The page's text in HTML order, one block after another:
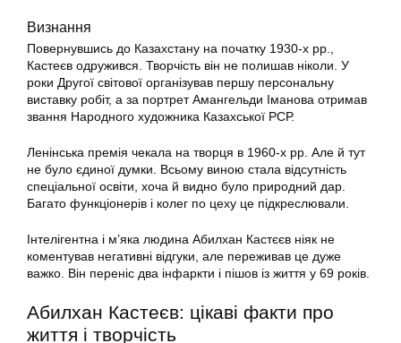
Визнання
Повернувшись до Казахстану на початку 1930-х рр.,
Кастеєв одружився. Творчість він не полишав ніколи. У
роки Другої світової організував першу персональну
виставку робіт, а за портрет Амангельди Іманова отримав
звання Народного художника Казахської РСР.
Ленінська премія чекала на творця в 1960-х рр. Але й тут
не було єдиної думки. Всьому виною стала відсутність
спеціальної освіти, хоча й видно було природний дар.
Багато функціонерів і колег по цеху це підкреслювали.
Інтелігентна і м’яка людина Абилхан Кастєєв ніяк не
коментував негативні відгуки, але переживав це дуже
важко. Він переніс два інфаркти і пішов із життя у 69 років.
Абилхан Кастеєв: цікаві факти про
життя і творчість